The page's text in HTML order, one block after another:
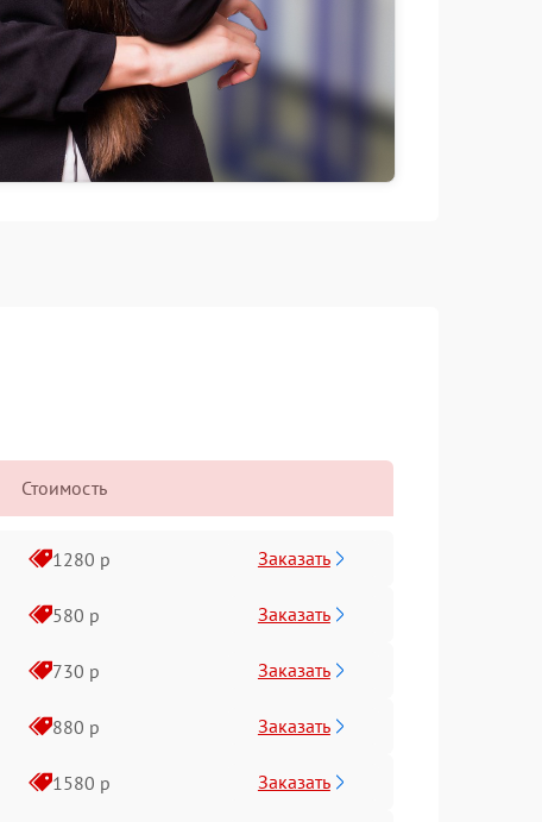
Стоимость
1280 р Заказать
580 р Заказать
730 р Заказать
880 р Заказать
1580 р Заказать